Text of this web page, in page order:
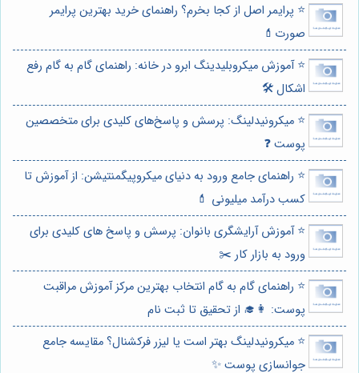
⭐️ پرایمر اصل از کجا بخرم؟ راهنمای خرید بهترین پرایمر
صورت💄
⭐️ آموزش میکروبلیدینگ ابرو در خانه: راهنمای گام به گام رفع
اشکال 🛠️
⭐️ میکرونیدلینگ: پرسش و پاسخ‌های کلیدی برای متخصصین
پوست ❓
⭐️ راهنمای جامع ورود به دنیای میکروپیگمنتیشن: از آموزش تا
کسب درآمد میلیونی 💄
⭐️ آموزش آرایشگری بانوان: پرسش و پاسخ های کلیدی برای
ورود به بازار کار ✂️
⭐️ راهنمای گام به گام انتخاب بهترین مرکز آموزش مراقبت
پوست: 👩‍🎓 از تحقیق تا ثبت نام
⭐️ میکرونیدلینگ بهتر است یا لیزر فرکشنال؟ مقایسه جامع
جوانسازی پوست ✨